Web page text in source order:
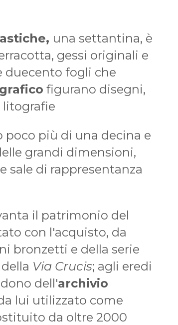
una settantina, è
gessi originali e
duecento fogli che
figurano disegni,
poco più di una decina e
grandi dimensioni,
sale di rappresentanza
il patrimonio del
con l'acquisto, da
bronzetti e della serie
Via Crucis; agli eredi
dell'archivio
lui utilizzato come
da oltre 2000